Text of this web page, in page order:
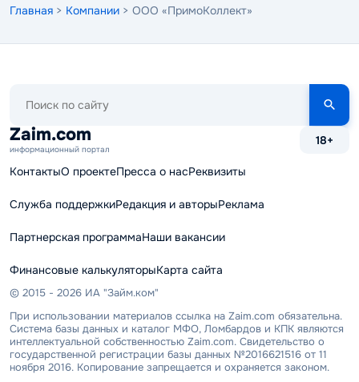
Главная > Компании > ООО «ПримоКоллект»
сайту
Zaim.com
информационный портал
18+
КонтактыО проектеПресса о насРеквизиты
Служба поддержкиРедакция и авторыРеклама
Партнерская программаНаши вакансии
Финансовые калькуляторыКарта сайта
© 2015 - 2026 ИА "Займ.ком"
При использовании материалов ссылка на Zaim.com обязательна.
Система базы данных и каталог МФО, Ломбардов и КПК являются
интеллектуальной собственностью Zaim.com. Свидетельство о
государственной регистрации базы данных №2016621516 от 11
ноября 2016. Копирование запрещается и охраняется законом.